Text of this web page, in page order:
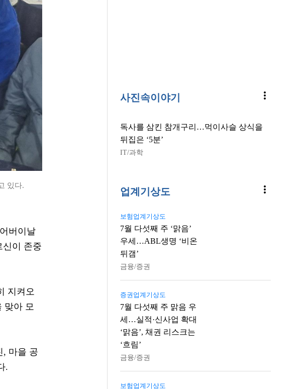
있다.
버이날
신이 존중
지켜오
맞아 모
, 마을 공
.
사진속이야기 more_vert
독사를 삼킨 참개구리…먹이사슬 상식을
뒤집은 ‘5분’
IT/과학
업계기상도 more_vert
보험업계기상도
7월 다섯째 주 ‘맑음’
우세…ABL생명 ‘비온
뒤갬’
금융/증권
증권업계기상도
7월 다섯째 주 맑음 우
세…실적·신사업 확대
‘맑음’, 채권 리스크는
‘흐림’
금융/증권
보험업계기상도